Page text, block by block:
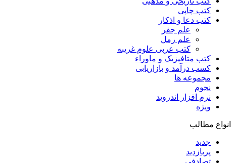
کتب چاپی
کتب دعا و اذکار
علم جفر
علم رمل
کتب عربی علوم غریبه
کتب متافیزیک و ماوراء
کسب درآمد و بازاریابی
مجموعه ها
نجوم
نرم افزار اندروید
ویژه
انواع مطالب
جدید
پربازدید
تصادفی